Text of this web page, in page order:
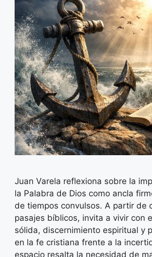
Juan Varela reflexiona sobre la
la Palabra de Dios como ancla
de tiempos convulsos. A partir de
pasajes bíblicos, invita a vivir con
sólida, discernimiento espiritual y
en la fe cristiana frente a la
espacio resalta la necesidad de